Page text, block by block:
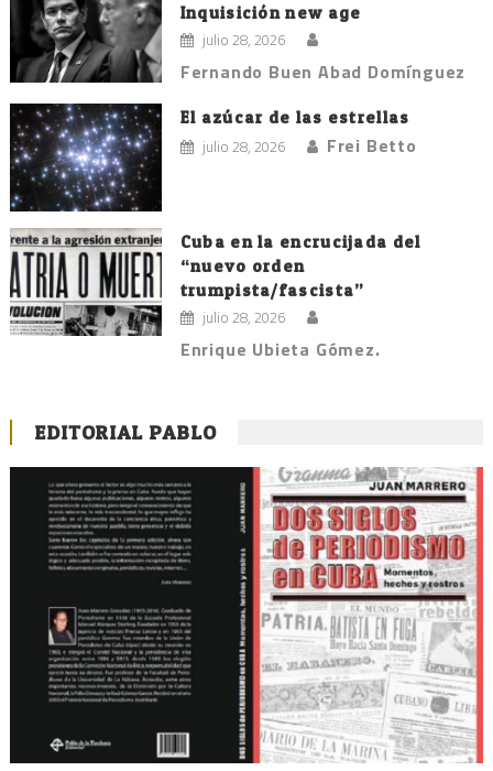
Inquisición new age
julio 28, 2026
Fernando Buen Abad Domínguez
El azúcar de las estrellas
julio 28, 2026 Frei Betto
Cuba en la encrucijada del
“nuevo orden
trumpista/fascista”
julio 28, 2026
Enrique Ubieta Gómez.
EDITORIAL PABLO